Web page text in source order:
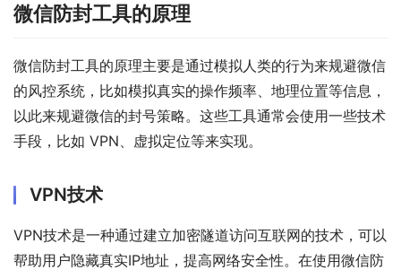
微信防封工具的原理
微信防封工具的原理主要是通过模拟人类的行为来规避微信
的风控系统，比如模拟真实的操作频率、地理位置等信息，
以此来规避微信的封号策略。这些工具通常会使用一些技术
手段，比如 VPN、虚拟定位等来实现。
VPN技术
VPN技术是一种通过建立加密隧道访问互联网的技术，可以
帮助用户隐藏真实IP地址，提高网络安全性。在使用微信防